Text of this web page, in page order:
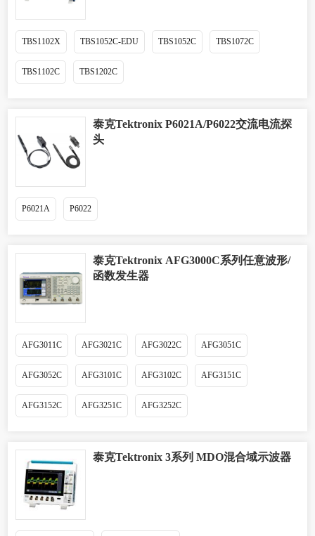
TBS1102X TBS1052C-EDU TBS1052C TBS1072C
TBS1102C TBS1202C
泰克Tektronix P6021A/P6022交流电流探
头
P6021A P6022
泰克Tektronix AFG3000C系列任意波形/
函数发生器
AFG3011C AFG3021C AFG3022C AFG3051C
AFG3052C AFG3101C AFG3102C AFG3151C
AFG3152C AFG3251C AFG3252C
泰克Tektronix 3系列 MDO混合域示波器